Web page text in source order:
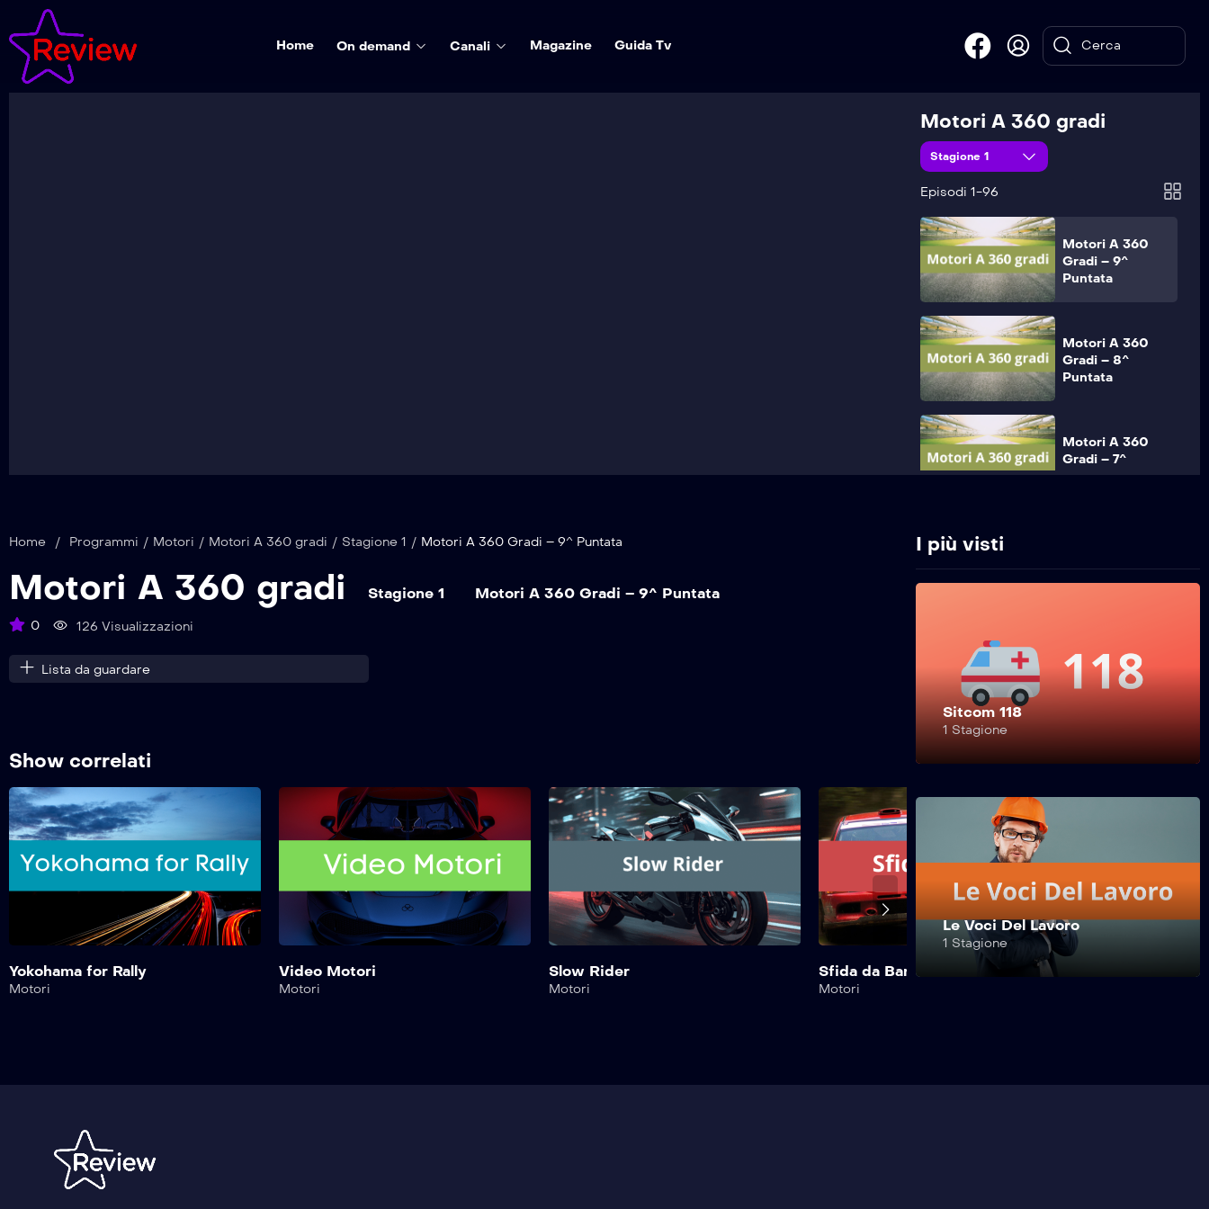
Home On demand Canali Magazine Guida Tv
Motori A 360 gradi
Stagione 1
Episodi 1-96
Motori A 360
Gradi – 11^
Motori A 360
Gradi – 9^
Puntata
Motori A 360
Gradi – 8^
Puntata
Motori A 360
Gradi – 7^
Puntata
Gradi – 5^
Motori A 360
Gradi – 2^
Home / Programmi / Motori / Motori A 360 gradi / Stagione 1 / Motori A 360 Gradi – 9^ Puntata
Motori A 360 gradi Stagione 1 Motori A 360 Gradi – 9^ Puntata
0 126 Visualizzazioni
Lista da guardare
Show correlati
Yokohama for Rally
Motori
Video Motori
Motori
Slow Rider
Motori
Sfida da Bar
Motori
Safe Drive
I più visti
Sitcom 118
1 Stagione
Le Voci Del Lavoro
1 Stagione